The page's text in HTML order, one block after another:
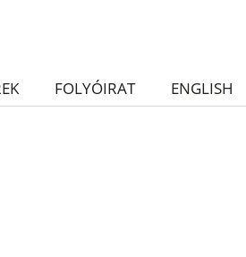
FOLYÓIRAT ENGLISH